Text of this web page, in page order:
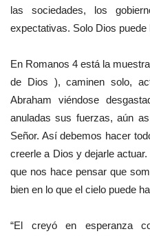
las sociedades, los
expectativas. Solo Dios
En Romanos 4 está la
de Dios ), caminen solo,
Abraham viéndose
anuladas sus fuerzas, aún
Señor. Así debemos hacer
creerle a Dios y dejarle
que nos hace pensar que
bien en lo que el cielo puede
“El creyó en esperanza